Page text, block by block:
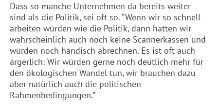
Dass so manche Unternehmen da bereits weiter
sind als die Politik, sei oft so. “Wenn wir so schnell
arbeiten würden wie die Politik, dann hätten wir
wahrscheinlich auch noch keine Scannerkassen und
würden noch händisch abrechnen. Es ist oft auch
ärgerlich: Wir würden gerne noch deutlich mehr für
den ökologischen Wandel tun, wir brauchen dazu
aber natürlich auch die politischen
Rahmenbedingungen.”